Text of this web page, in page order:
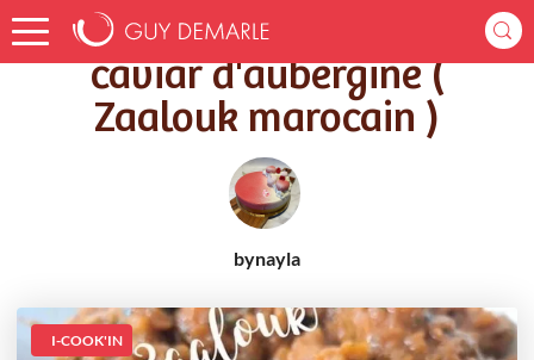
Accueil Recettes caviar d'aubergine ( Zaalouk marocain )
caviar d'aubergine (
Zaalouk marocain )
bynayla
I-COOK'IN